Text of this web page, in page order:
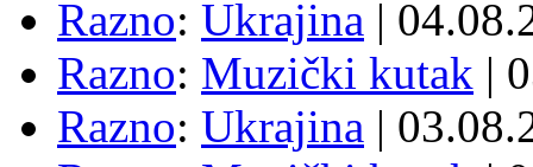
Razno: Ukrajina |
Razno: Muzički kutak |
Razno: Ukrajina |